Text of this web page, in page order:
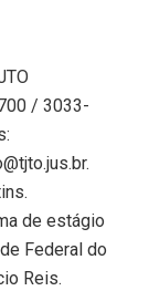
/ 3033-
de estágio
Federal do
Reis.